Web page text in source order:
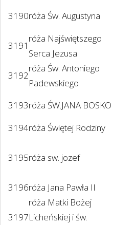
3190róża Św. Augustyna
3191
róża Najświętszego
Serca Jezusa
3192
róża Św. Antoniego
Padewskiego
3193róża ŚW.JANA BOSKO
3194róża Świętej Rodziny
3195róża sw. jozef
3196róża Jana Pawła II
3197
róża Matki Bożej
Licheńskiej i św.